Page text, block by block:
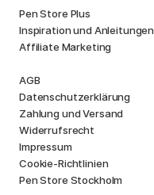
Pen Store Plus
Inspiration und Anleitungen
Affiliate Marketing
AGB
Datenschutzerklärung
Zahlung und Versand
Widerrufsrecht
Impressum
Cookie-Richtlinien
Pen Store Stockholm